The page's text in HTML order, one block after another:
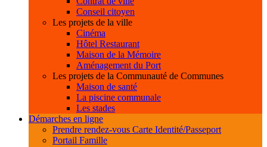
Conseil citoyen
Les projets de la ville
Cinéma
Hôtel Restaurant
Maison de la Mémoire
Aménagement du Port
Les projets de la Communauté de Communes
Maison de santé
La piscine communale
Les stades
Démarches en ligne
Prendre rendez-vous Carte Identité/Passeport
Portail Famille